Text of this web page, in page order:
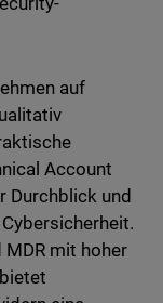
auf
Account
Durchblick und
MDR mit hoher